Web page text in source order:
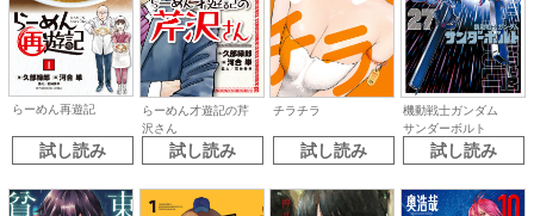
らーめん再遊記
試し読み
らーめん才遊記の芹
沢さん
試し読み
チラチラ
試し読み
機動戦士ガンダム
サンダーボルト
試し読み